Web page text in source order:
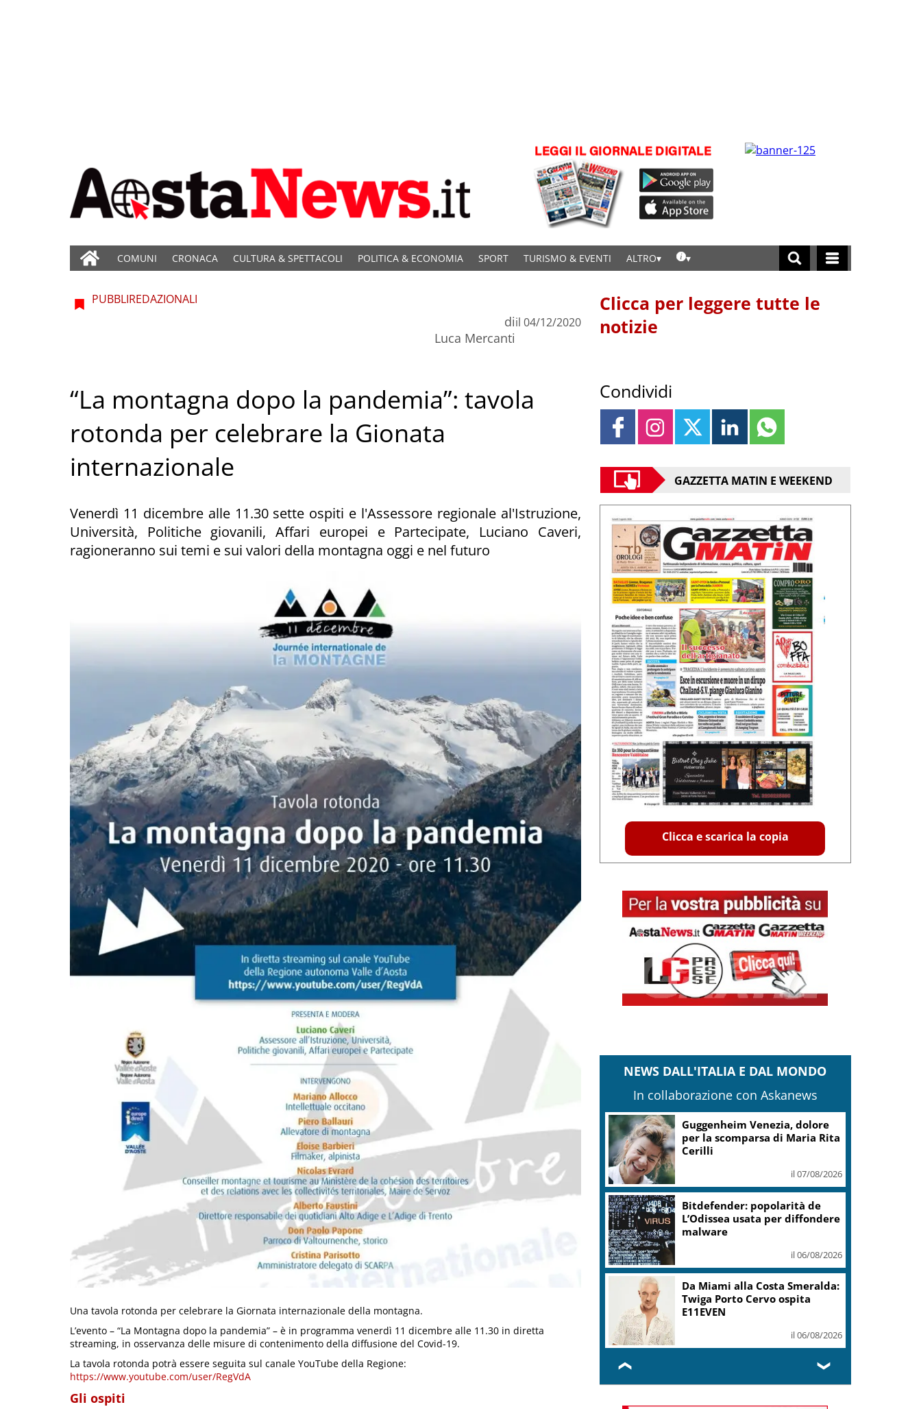
COMUNI CRONACA CULTURA & SPETTACOLI POLITICA & ECONOMIA SPORT TURISMO & EVENTI ALTRO
PUBBLIREDAZIONALI
di
Luca Mercanti
il 04/12/2020
“La montagna dopo la pandemia”: tavola
rotonda per celebrare la Gionata
internazionale
Venerdì 11 dicembre alle 11.30 sette ospiti e l'Assessore regionale al'Istruzione,
Università, Politiche giovanili, Affari europei e Partecipate, Luciano Caveri,
ragioneranno sui temi e sui valori della montagna oggi e nel futuro
Una tavola rotonda per celebrare la Giornata internazionale della montagna.
L’evento – “La Montagna dopo la pandemia” – è in programma venerdì 11 dicembre alle 11.30 in diretta
streaming, in osservanza delle misure di contenimento della diffusione del Covid-19.
La tavola rotonda potrà essere seguita sul canale YouTube della Regione:
https://www.youtube.com/user/RegVdA
Gli ospiti
Clicca per leggere tutte le
notizie
Condividi
GAZZETTA MATIN E WEEKEND
Clicca e scarica la copia
NEWS DALL'ITALIA E DAL MONDO
In collaborazione con Askanews
Guggenheim Venezia, dolore
per la scomparsa di Maria Rita
Cerilli
il 07/08/2026
Bitdefender: popolarità de
L’Odissea usata per diffondere
malware
il 06/08/2026
Da Miami alla Costa Smeralda:
Twiga Porto Cervo ospita
E11EVEN
il 06/08/2026
❮ ❯